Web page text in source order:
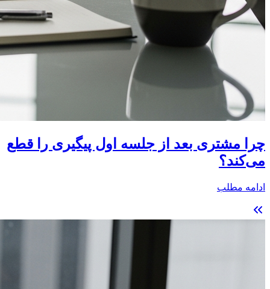
چرا مشتری بعد از جلسه اول پیگیری را قطع
می‌کند؟
ادامه مطلب